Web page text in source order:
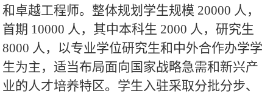
和卓越工程师。整体规划学生规模 20000 人，
首期 10000 人，其中本科生 2000 人，研究生
8000 人，以专业学位研究生和中外合作办学学
生为主，适当布局面向国家战略急需和新兴产
业的人才培养特区。学生入驻采取分批分步、